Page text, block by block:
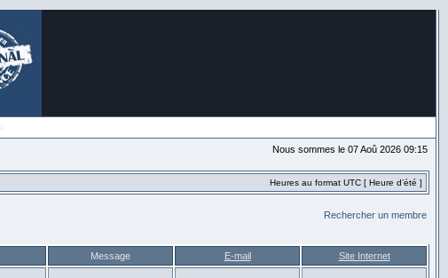
Nous sommes le 07 Aoû 2026 09:15
Heures au format UTC [ Heure d’été ]
Rechercher un membre
Message E-mail Site Internet